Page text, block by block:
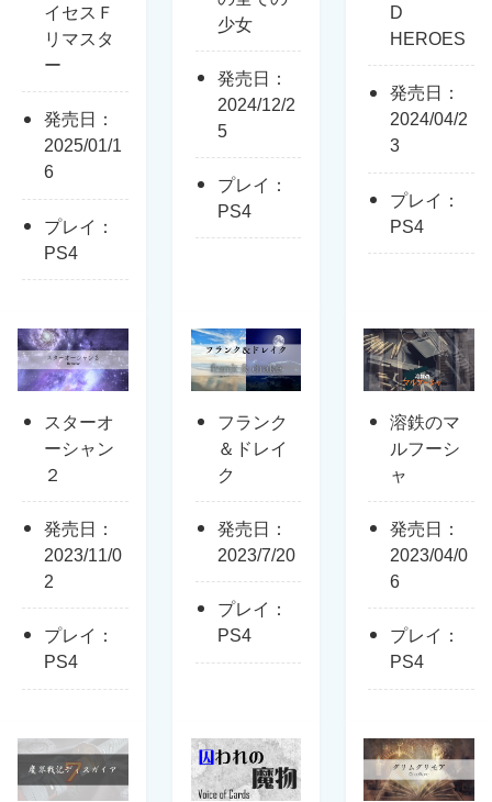
イセスＦ
リマスタ
ー
発売日：
2025/01/1
6
プレイ：
PS4
少女
発売日：
2024/12/2
5
プレイ：
PS4
D
HEROES
発売日：
2024/04/2
3
プレイ：
PS4
スターオ
ーシャン
２
発売日：
2023/11/0
2
プレイ：
PS4
フランク
＆ドレイ
ク
発売日：
2023/7/20
プレイ：
PS4
溶鉄のマ
ルフーシ
ャ
発売日：
2023/04/0
6
プレイ：
PS4